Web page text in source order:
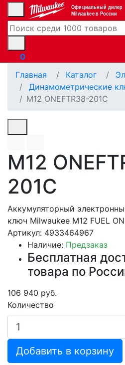
Официальный дилер
Milwaukee в России
0
Главная
Каталог
Динамометрические
M12 ONEFTR38-201C
M12
201C
Аккумуляторный
ключ Milwaukee M12 FUEL
Артикул: 4933464967
Наличие: Предзаказ
Бесплатная
товара по
106 940 руб.
Количество
Добавить в корзину